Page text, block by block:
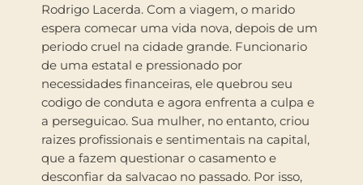
Rodrigo Lacerda. Com a viagem, o marido
espera comecar uma vida nova, depois de um
periodo cruel na cidade grande. Funcionario
de uma estatal e pressionado por
necessidades financeiras, ele quebrou seu
codigo de conduta e agora enfrenta a culpa e
a perseguicao. Sua mulher, no entanto, criou
raizes profissionais e sentimentais na capital,
que a fazem questionar o casamento e
desconfiar da salvacao no passado. Por isso,